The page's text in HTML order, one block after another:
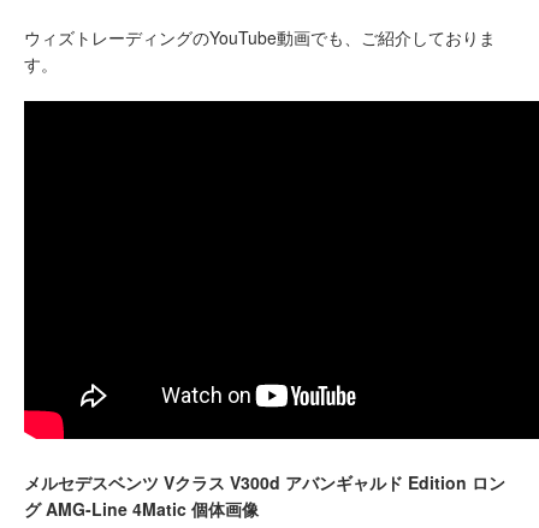
ウィズトレーディングのYouTube動画でも、ご紹介しておりま
す。
メルセデスベンツ Vクラス V300d アバンギャルド Edition ロン
グ AMG-Line 4Matic 個体画像